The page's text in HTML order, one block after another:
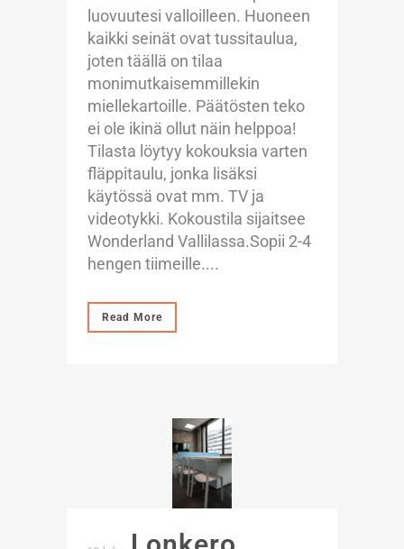
luovuutesi valloilleen. Huoneen
kaikki seinät ovat tussitaulua,
joten täällä on tilaa
monimutkaisemmillekin
miellekartoille. Päätösten teko
ei ole ikinä ollut näin helppoa!
Tilasta löytyy kokouksia varten
fläppitaulu, jonka lisäksi
käytössä ovat mm. TV ja
videotykki. Kokoustila sijaitsee
Wonderland Vallilassa.Sopii 2-4
hengen tiimeille....
Read More